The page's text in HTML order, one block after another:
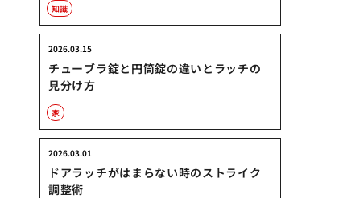
知識
チューブラ錠と円筒錠の違いとラッチの
見分け方
2026.03.15
家
ドアラッチがはまらない時のストライク
調整術
2026.03.01